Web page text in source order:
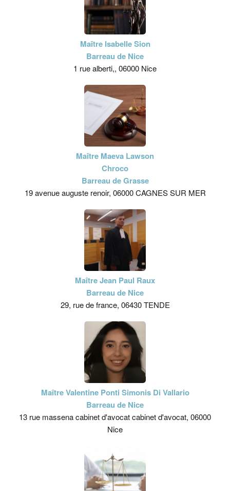
Maître Isabelle Sion
Barreau de Nice
1 rue alberti,, 06000 Nice
Maître Maeva Lawson
Chroco
Barreau de Grasse
19 avenue auguste renoir, 06000 CAGNES SUR MER
Maître Jean Paul Raux
Barreau de Nice
29, rue de france, 06430 TENDE
Maître Valentine Ponti Simonis Di Vallario
Barreau de Nice
13 rue massena cabinet d'avocat cabinet d'avocat, 06000
Nice